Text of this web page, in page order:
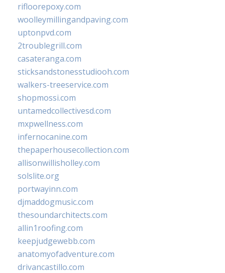
rifloorepoxy.com
woolleymillingandpaving.com
uptonpvd.com
2troublegrill.com
casateranga.com
sticksandstonesstudiooh.com
walkers-treeservice.com
shopmossi.com
untamedcollectivesd.com
mxpwellness.com
infernocanine.com
thepaperhousecollection.com
allisonwillisholley.com
solslite.org
portwayinn.com
djmaddogmusic.com
thesoundarchitects.com
allin1roofing.com
keepjudgewebb.com
anatomyofadventure.com
drivancastillo.com